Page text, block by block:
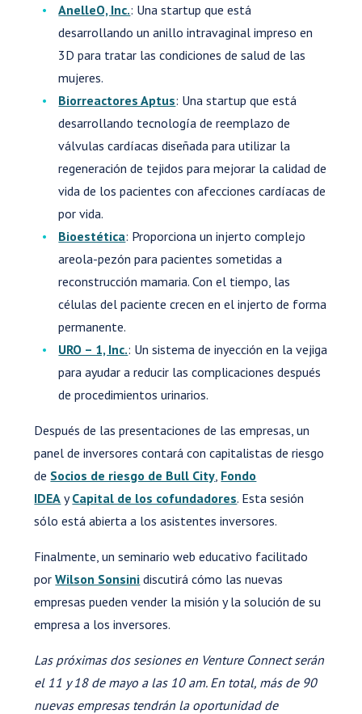
AnelleO, Inc.: Una startup que está
desarrollando un anillo intravaginal impreso en
3D para tratar las condiciones de salud de las
mujeres.
Biorreactores Aptus: Una startup que está
desarrollando tecnología de reemplazo de
válvulas cardíacas diseñada para utilizar la
regeneración de tejidos para mejorar la calidad de
vida de los pacientes con afecciones cardíacas de
por vida.
Bioestética: Proporciona un injerto complejo
areola-pezón para pacientes sometidas a
reconstrucción mamaria. Con el tiempo, las
células del paciente crecen en el injerto de forma
permanente.
URO – 1, Inc.: Un sistema de inyección en la vejiga
para ayudar a reducir las complicaciones después
de procedimientos urinarios.
Después de las presentaciones de las empresas, un
panel de inversores contará con capitalistas de riesgo
de Socios de riesgo de Bull City Fondo
IDEA yCapital de los cofundadores. Esta sesión
sólo está abierta a los asistentes inversores.
Finalmente, un seminario web educativo facilitado
porWilson Sonsini discutirá cómo las nuevas
empresas pueden vender la misión y la solución de su
empresa a los inversores.
Las próximas dos sesiones en Venture Connect serán
el 11 y 18 de mayo a las 10 am. En total, más de 90
nuevas empresas tendrán la oportunidad de